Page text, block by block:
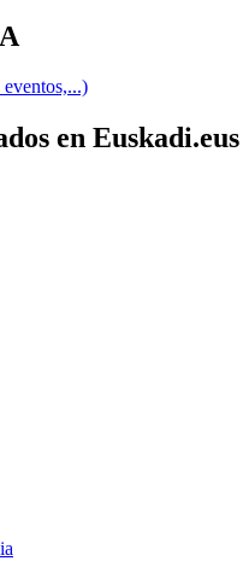
en Euskadi.eus